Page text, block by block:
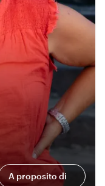
A proposito di